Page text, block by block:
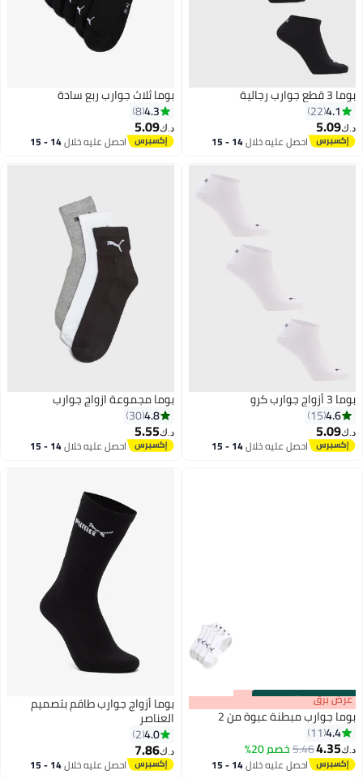
بوما 3 قطع جوارب رجالية
4.1
22
د.ك‏5.09
احصل عليه خلال 14 - 15
6
بوما ثلاث جوارب ربع سادة
4.3
8
د.ك‏5.09
احصل عليه خلال 14 - 15
2
بوما 3 أزواج جوارب كرو
4.6
15
د.ك‏5.09
احصل عليه خلال 14 - 15
بوما مجموعة ازواج جوارب
4.8
30
د.ك‏5.55
احصل عليه خلال 14 - 15
00m:00s
·باقي 100% عرض برق
بوما جوارب مبطنة عبوة من 2
4.4
11
د.ك‏4.35
5.46خصم 20%
احصل عليه خلال 14 - 15
3
بوما أزواج جوارب طاقم بتصميم
العناصر
4.0
2
د.ك‏7.86
احصل عليه خلال 14 - 15